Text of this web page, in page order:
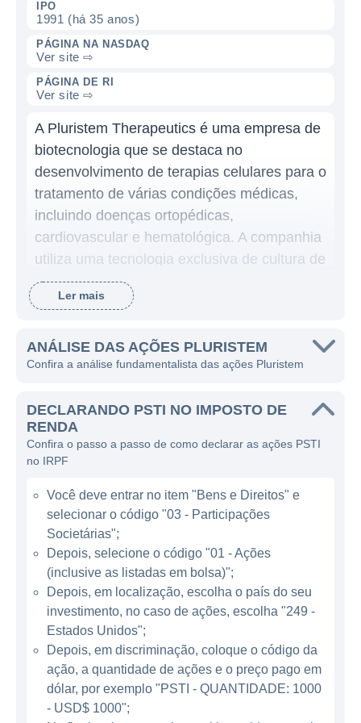
IPO
1991 (há 35 anos)
PÁGINA NA NASDAQ
Ver site ⇨
PÁGINA DE RI
Ver site ⇨
A Pluristem Therapeutics é uma empresa de
biotecnologia que se destaca no
desenvolvimento de terapias celulares para o
tratamento de várias condições médicas,
incluindo doenças ortopédicas,
cardiovascular e hematológica. A companhia
utiliza uma tecnologia exclusiva de cultura de
células-tronco que permite a produção de
células-maternas em larga escala, o que
da medicina regenerativa.
desenvolver produtos que utilizam células-
tronco derivadas da placenta, as quais
possuem uma capacidade única de se
diferenciar em diferentes tipos de células e
de influenciar a resposta imunológica do
corpo. Essa inovação não só proporciona
novas oportunidades de tratamento, mas
também se apresenta como uma alternativa
para os métodos tradicionais que muitas
vezes são limitados por doações de órgãos
ou células.
ATUAÇÃO DA PLURISTEM
A empresa possui um portfólio robusto de
Ler mais
ANÁLISE DAS AÇÕES PLURISTEM
Confira a análise fundamentalista das ações Pluristem
DECLARANDO PSTI NO IMPOSTO DE
RENDA
Confira o passo a passo de como declarar as ações PSTI
no IRPF
Você deve entrar no item "Bens e Direitos" e
selecionar o código "03 - Participações
Societárias";
Depois, selecione o código "01 - Ações
(inclusive as listadas em bolsa)";
Depois, em localização, escolha o país do seu
investimento, no caso de ações, escolha "249 -
Estados Unidos";
Depois, em discriminação, coloque o código da
ação, a quantidade de ações e o preço pago em
dólar, por exemplo "PSTI - QUANTIDADE: 1000
- USD$ 1000";